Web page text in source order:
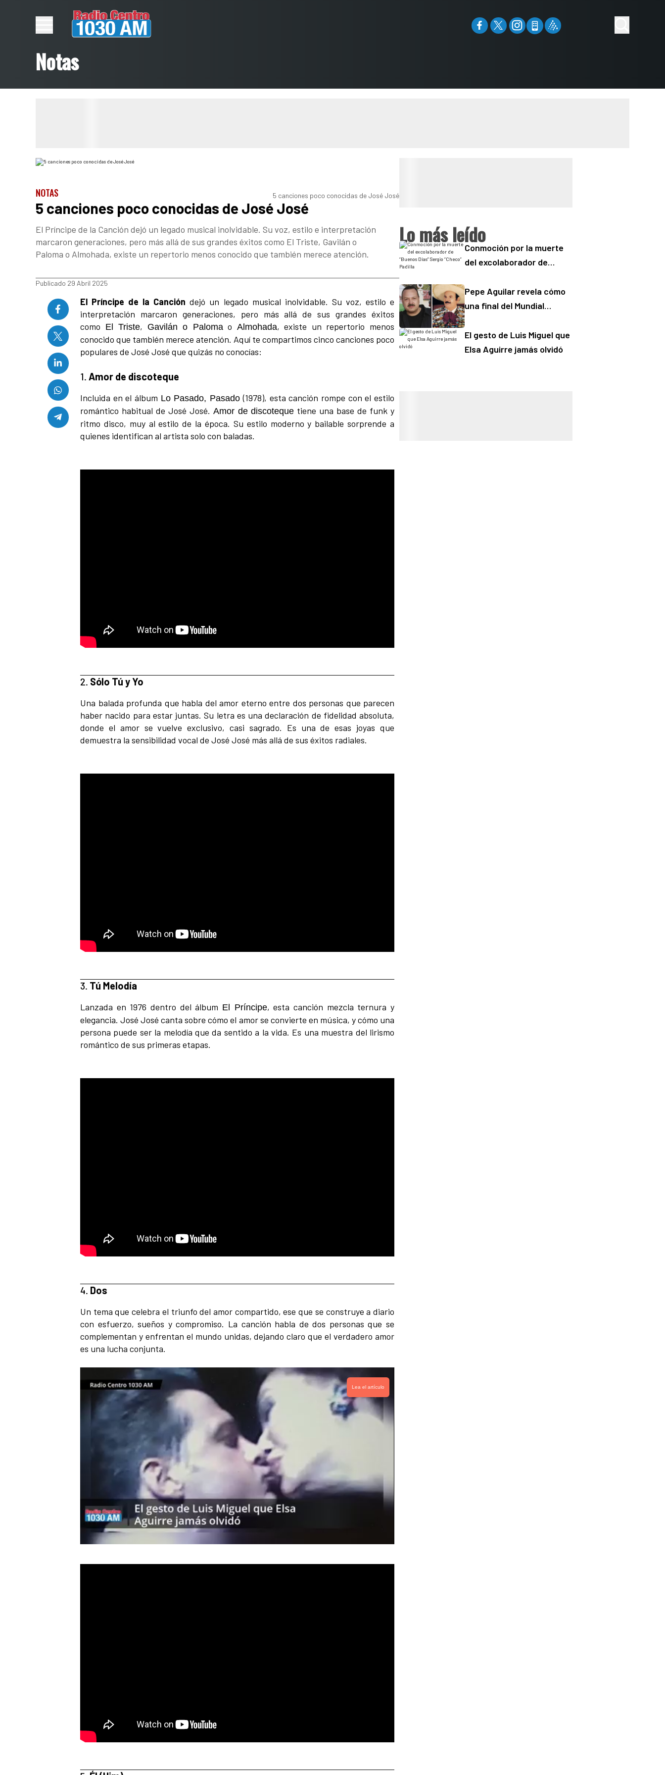
Notas
5 canciones poco conocidas de José José
NOTAS
5 canciones poco conocidas de José José
El Príncipe de la Canción dejó un legado musical inolvidable. Su voz, estilo e interpretación
marcaron generaciones, pero más allá de sus grandes éxitos como El Triste, Gavilán o
Paloma o Almohada, existe un repertorio menos conocido que también merece atención.
Publicado 29 Abril 2025
El Príncipe de la Canción dejó un legado musical inolvidable. Su voz, estilo e
interpretación marcaron generaciones, pero más allá de sus grandes éxitos
como El Triste, Gavilán o Palomao Almohada, existe un repertorio menos
conocido que también merece atención. Aquí te compartimos cinco canciones poco
populares de José José que quizás no conocías:
1. Amor de discoteque
Incluida en el álbum Lo Pasado, Pasado (1978), esta canción rompe con el estilo
romántico habitual de José José. Amor de discoteque tiene una base de funk y
ritmo disco, muy al estilo de la época. Su estilo moderno y bailable sorprende a
quienes identifican al artista solo con baladas.
2. Sólo Tú y Yo
Una balada profunda que habla del amor eterno entre dos personas que parecen
haber nacido para estar juntas. Su letra es una declaración de fidelidad absoluta,
donde el amor se vuelve exclusivo, casi sagrado. Es una de esas joyas que
demuestra la sensibilidad vocal de José José más allá de sus éxitos radiales.
3. Tú Melodía
Lanzada en 1976 dentro del álbum El Príncipe, esta canción mezcla ternura y
elegancia. José José canta sobre cómo el amor se convierte en música, y cómo una
persona puede ser la melodía que da sentido a la vida. Es una muestra del lirismo
romántico de sus primeras etapas.
4. Dos
Un tema que celebra el triunfo del amor compartido, ese que se construye a diario
con esfuerzo, sueños y compromiso. La canción habla de dos personas que se
complementan y enfrentan el mundo unidas, dejando claro que el verdadero amor
es una lucha conjunta.
Lea el artículo
Lo más leído
Conmoción por la muerte
del excolaborador de
“Checo” Padilla
Pepe Aguilar revela cómo
una final del Mundial
salud de Antonio Aguilar
El gesto de Luis Miguel que
Elsa Aguirre jamás olvidó